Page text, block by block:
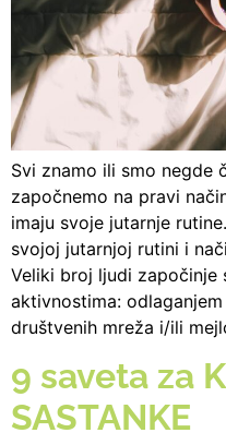
Svi znamo ili smo negde
započnemo na pravi
imaju svoje jutarnje
svojoj jutarnjoj rutini i
Veliki broj ljudi započinje
aktivnostima:
društvenih mreža i/ili
9 saveta za
SASTANKE